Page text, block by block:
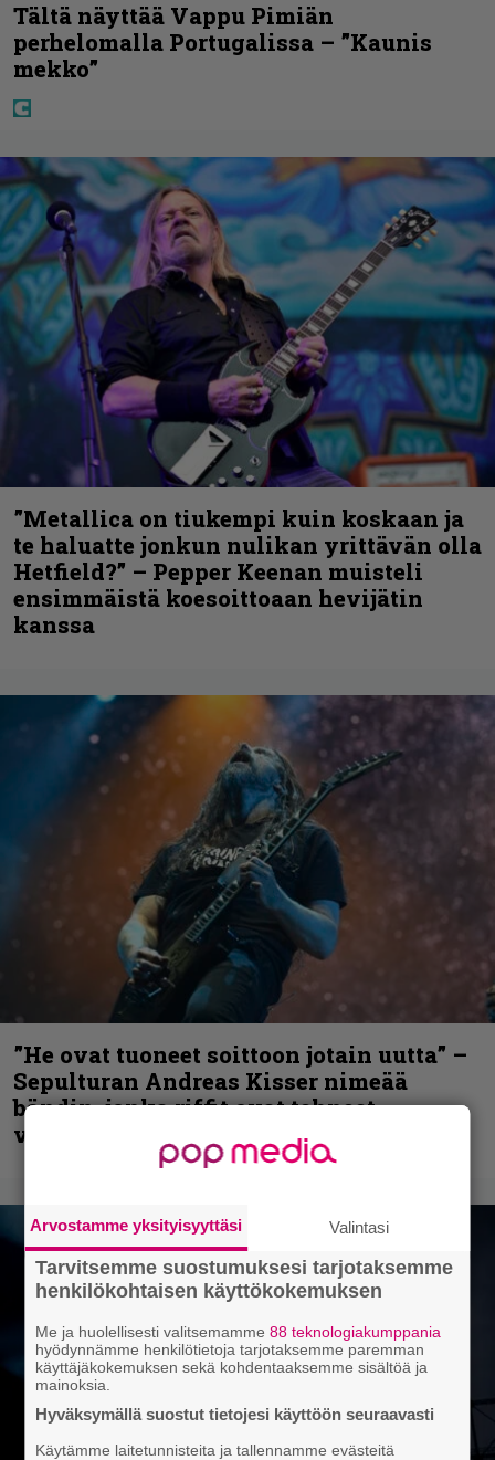
Tältä näyttää Vappu Pimiän
perhelomalla Portugalissa – ”Kaunis
mekko”
”Metallica on tiukempi kuin koskaan ja
te haluatte jonkun nulikan yrittävän olla
Hetfield?” – Pepper Keenan muisteli
ensimmäistä koesoittoaan hevijätin
kanssa
”He ovat tuoneet soittoon jotain uutta” –
Sepulturan Andreas Kisser nimeää
bändin, jonka riffit ovat tehneet
vaikutuksen
Arvostamme yksityisyyttäsi Valintasi
Tarvitsemme suostumuksesi tarjotaksemme
henkilökohtaisen käyttökokemuksen
Me ja huolellisesti valitsemamme88 teknologiakumppania
hyödynnämme henkilötietoja tarjotaksemme paremman
käyttäjäkokemuksen sekä kohdentaaksemme sisältöä ja
mainoksia.
Hyväksymällä suostut tietojesi käyttöön seuraavasti
Käytämme laitetunnisteita ja tallennamme evästeitä